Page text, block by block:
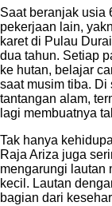
Saat beranjak usia
pekerjaan lain,
karet di Pulau
dua tahun. Setiap
ke hutan, belajar
saat musim tiba.
tantangan alam,
lagi membuatnya
Tak hanya
Raja Ariza juga
mengarungi lautan
kecil. Lautan
bagian dari